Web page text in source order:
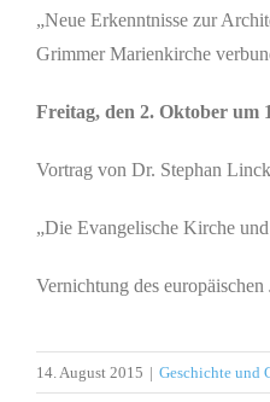
„Neue Erkenntnisse zur
Grimmer Marienkirche
Freitag, den 2. Oktober um
Vortrag von Dr. Stephan Linck
„Die Evangelische Kirche
Vernichtung des europäischen
14. August 2015 | Geschichte und